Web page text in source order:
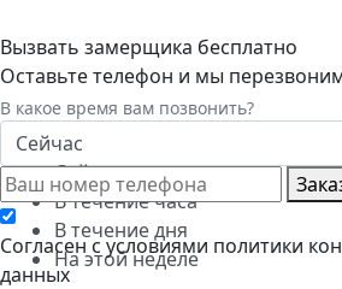
Вызвать замерщика бесплатно
Оставьте телефон и мы
В какое время вам позвонить?
Сейчас
Сейчас
В течение часа
В течение дня
На этой неделе
Cогласен с условиями политики
данных